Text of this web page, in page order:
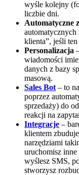
wyśle kolejny
liczbie dni.
Automatyczne
automatycznych
klienta”, jeśli
Personalizacja
wiadomości
danych z bazy
masową.
Sales Bot – to
poprzez
sprzedaży) do
reakcji na
Integracje –
klientem
narzędziami
uruchomisz
wyślesz SMS,
stworzysz